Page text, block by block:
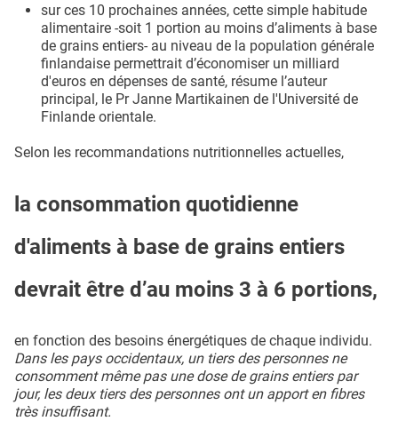
sur ces 10 prochaines années, cette simple habitude
alimentaire -soit 1 portion au moins d’aliments à base
de grains entiers- au niveau de la population générale
finlandaise permettrait d’économiser un milliard
d'euros en dépenses de santé, résume l’auteur
principal, le Pr Janne Martikainen de l'Université de
Finlande orientale.
Selon les recommandations nutritionnelles actuelles,
la consommation quotidienne
d'aliments à base de grains entiers
devrait être d’au moins 3 à 6 portions,
en fonction des besoins énergétiques de chaque individu.
Dans les pays occidentaux, un tiers des personnes ne
consomment même pas une dose de grains entiers par
jour, les deux tiers des personnes ont un apport en fibres
très insuffisant.